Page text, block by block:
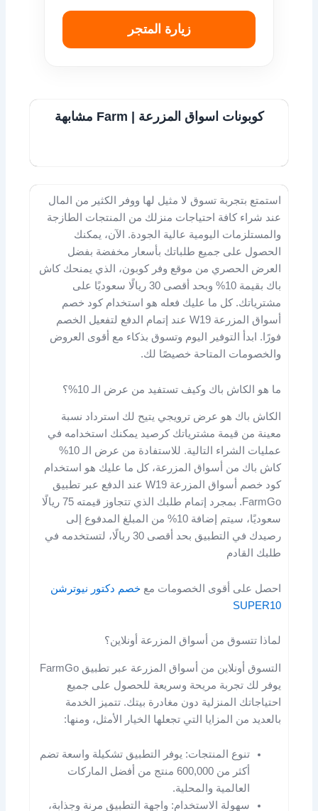
زيارة المتجر
كوبونات اسواق المزرعة | Farm مشابهة
استمتع بتجربة تسوق لا مثيل لها ووفر الكثير من المال
عند شراء كافة احتياجات منزلك من المنتجات الطازجة
والمستلزمات اليومية عالية الجودة. الآن، يمكنك
الحصول على جميع طلباتك بأسعار مخفضة بفضل
العرض الحصري من موقع وفر كوبون، الذي يمنحك كاش
باك بقيمة 10% وبحد أقصى 30 ريالًا سعوديًا على
مشترياتك. كل ما عليك فعله هو استخدام كود خصم
أسواق المزرعة W19 عند إتمام الدفع لتفعيل الخصم
فورًا. ابدأ التوفير اليوم وتسوق بذكاء مع أقوى العروض
والخصومات المتاحة خصيصًا لك.
ما هو الكاش باك وكيف تستفيد من عرض الـ 10%؟
الكاش باك هو عرض ترويجي يتيح لك استرداد نسبة
معينة من قيمة مشترياتك كرصيد يمكنك استخدامه في
عمليات الشراء التالية. للاستفادة من عرض الـ 10%
كاش باك من أسواق المزرعة، كل ما عليك هو استخدام
كود خصم أسواق المزرعة W19 عند الدفع عبر تطبيق
FarmGo. بمجرد إتمام طلبك الذي تتجاوز قيمته 75 ريالًا
سعوديًا، سيتم إضافة 10% من المبلغ المدفوع إلى
رصيدك في التطبيق بحد أقصى 30 ريالًا، لتستخدمه في
طلبك القادم
احصل على أقوى الخصومات معخصم دكتور نيوترشن
SUPER10
لماذا تتسوق من أسواق المزرعة أونلاين؟
التسوق أونلاين من أسواق المزرعة عبر تطبيق FarmGo
يوفر لك تجربة مريحة وسريعة للحصول على جميع
احتياجاتك المنزلية دون مغادرة بيتك. تتميز الخدمة
بالعديد من المزايا التي تجعلها الخيار الأمثل، ومنها:
تنوع المنتجات: يوفر التطبيق تشكيلة واسعة تضم
أكثر من 600,000 منتج من أفضل الماركات
العالمية والمحلية.
سهولة الاستخدام: واجهة التطبيق مرنة وجذابة،